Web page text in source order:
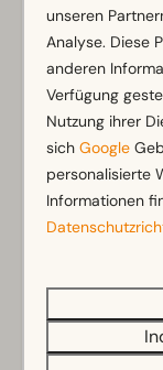
Allgemein
Nichtraucher
WLAN
Badezimmer
Außenbereich
unseren
Analyse. Diese
anderen
Verfügung
Nutzung ihrer
sichGoogle
personalisierte
Informationen